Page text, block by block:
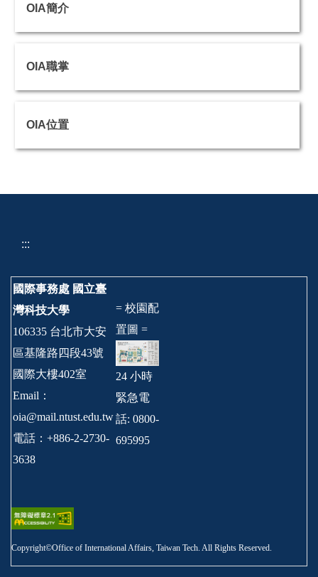
OIA簡介
OIA職掌
OIA位置
:::
國際事務處 國立臺
灣科技大學
106335 台北市大安
區基隆路四段43號
國際大樓402室
Email：
oia@mail.ntust.edu.tw
電話：+886-2-2730-
3638
= 校園配
置圖 =
24 小時
緊急電
話: 0800-
695995
Copyright©Office of International Affairs, Taiwan Tech. All Rights Reserved.